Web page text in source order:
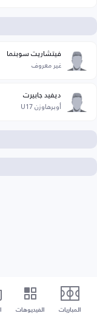
فيتشاريت سوبنما
غير معروف
ديفيد جابيرت
أوبرهاوزن U17
المباريات الفيديوهات